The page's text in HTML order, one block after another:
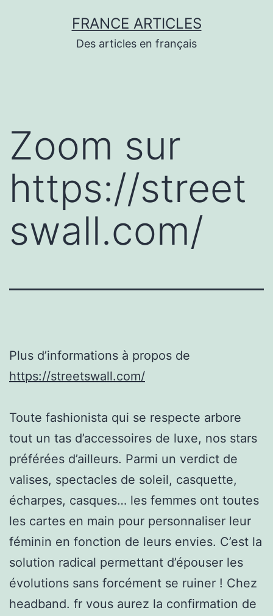
FRANCE ARTICLES
Des articles en français
Zoom sur
https://street
swall.com/
Plus d’informations à propos de
https://streetswall.com/
Toute fashionista qui se respecte arbore
tout un tas d’accessoires de luxe, nos stars
préférées d’ailleurs. Parmi un verdict de
valises, spectacles de soleil, casquette,
écharpes, casques… les femmes ont toutes
les cartes en main pour personnaliser leur
féminin en fonction de leurs envies. C’est la
solution radical permettant d’épouser les
évolutions sans forcément se ruiner ! Chez
headband. fr vous aurez la confirmation de